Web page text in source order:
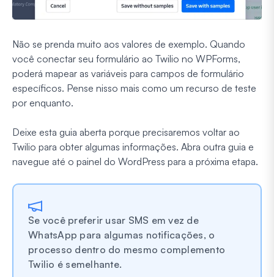
Não se prenda muito aos valores de exemplo. Quando
você conectar seu formulário ao Twilio no WPForms,
poderá mapear as variáveis para campos de formulário
específicos. Pense nisso mais como um recurso de teste
por enquanto.
Deixe esta guia aberta porque precisaremos voltar ao
Twilio para obter algumas informações. Abra outra guia e
navegue até o painel do WordPress para a próxima etapa.
Se você preferir usar SMS em vez de
WhatsApp para algumas notificações, o
processo dentro do mesmo complemento
Twilio é semelhante.